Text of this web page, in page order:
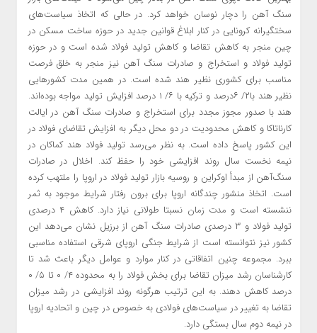
سنگ آهن را دچار نوسان خواهد کرد. در حالی که اتخاذ سیاست‌های
سختگیرانه کرونایی در کنار ابلاغ قوانین جدید در حوزه ساخت مسکن در
چین منجر به کاهش تقاضا و کاهش تولید فولاد شده است و در حوزه
تولید فولاد و استخراج و صادرات سنگ آهن نیز منجر به خلق فرصت
مناسب برای کشوری نظیر هند شده است. در همین مدت کشورهایی
نظیر هند با۲/ ۶درصد و ترکیه با ۶/ ۱ درصد افزایش تولید مواجه بوده‌اند.
هند با صدور مجوز مجدد برای استخراج و صادرات سنگ آهن در ایالت
کارناتاکا و کاهش محدودیت در دو محل دیگر به افزایش تقاضای فولاد در
این کشور پاسخ داده است. به نظر می‌رسد تولید فولاد هند کماکان در
نیمه نخست سال روند افزایشی خود را حفظ کند. اخلال در صادرات
سنگ‌آهن از مبدأ اوکراین و روسیه بازار تولید فولاد در اروپا را ملتهب کرده
است‌. اتخاذ منشور چندگانه اروپا برای برون رفتار شرایط موجود به ثمر
ننشسته است و مدت زمان نسبتا طولانی نیاز دارد. کاهش ۴ درصدی
تولید فولاد و ۳ درصدی صادرات سنگ آهن از برزیل نشان می‌دهد این
کشور نیز نتوانسته است از شرایط جنگی اروپای شرقی استفاده مناسبی
ببرد. مجموعه چنین اتفاقاتی در کنار موارد و عوامل دیگر باعث شد تا
کارشناسان رشد میزان تقاضا برای بخش فولاد را به محدوده ۴/ ۰ تا ۵/ ۰
درصد کاهش دهند. به این ترتیب هرگونه روند افزایشی در رشد میزان
تقاضا به تغییر در سیاست‌های فولادی به خصوص در چین و اتحادیه اروپا
در نیمه دوم سال بستگی دارد.